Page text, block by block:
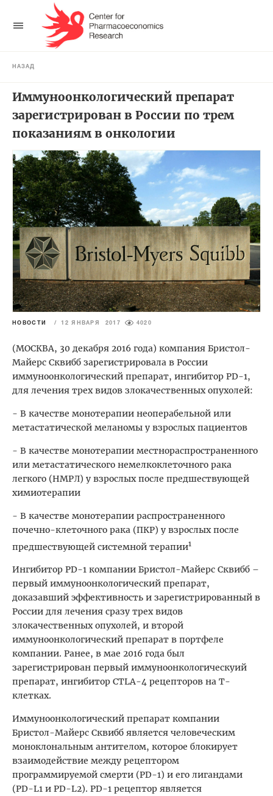
НАЗАД
Иммуноонкологический препарат
зарегистрирован в России по трем
показаниям в онкологии
НОВОСТИ / 12 ЯНВАРЯ 2017 4020
(МОСКВА, 30 декабря 2016 года) компания Бристол-
Майерс Сквибб зарегистрировала в России
иммуноонкологический препарат, ингибитор PD-1,
для лечения трех видов злокачественных опухолей:
- В качестве монотерапии неоперабельной или
метастатической меланомы у взрослых пациентов
- В качестве монотерапии местнораспространенного
или метастатического немелкоклеточного рака
легкого (НМРЛ) у взрослых после предшествующей
химиотерапии
- В качестве монотерапии распространенного
почечно-клеточного рака (ПКР) у взрослых после
предшествующей системной терапии1
Ингибитор PD-1 компании Бристол-Майерс Сквибб –
первый иммуноонкологический препарат,
доказавший эффективность и зарегистрированный в
России для лечения сразу трех видов
злокачественных опухолей, и второй
иммуноонкологический препарат в портфеле
компании. Ранее, в мае 2016 года был
зарегистрирован первый иммуноонкологическуий
препарат, ингибитор CTLA-4 рецепторов на T-
клетках.
Иммуноонкологический препарат компании
Бристол-Майерс Сквибб является человеческим
моноклональным антителом, которое блокирует
взаимодействие между рецептором
программируемой смерти (PD-1) и его лигандами
(PD-L1 и PD-L2). PD-1 рецептор является